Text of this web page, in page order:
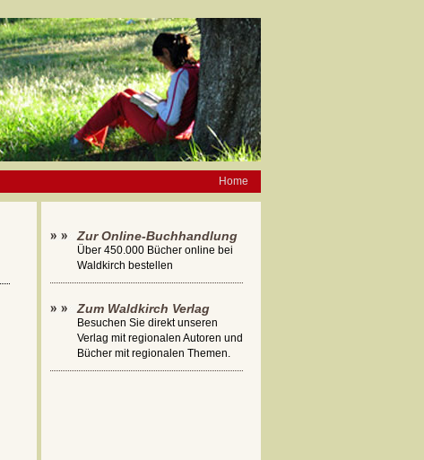
Home
Zur Online-Buchhandlung
Über 450.000 Bücher online bei
Waldkirch bestellen
Zum Waldkirch Verlag
Besuchen Sie direkt unseren
Verlag mit regionalen Autoren und
Bücher mit regionalen Themen.